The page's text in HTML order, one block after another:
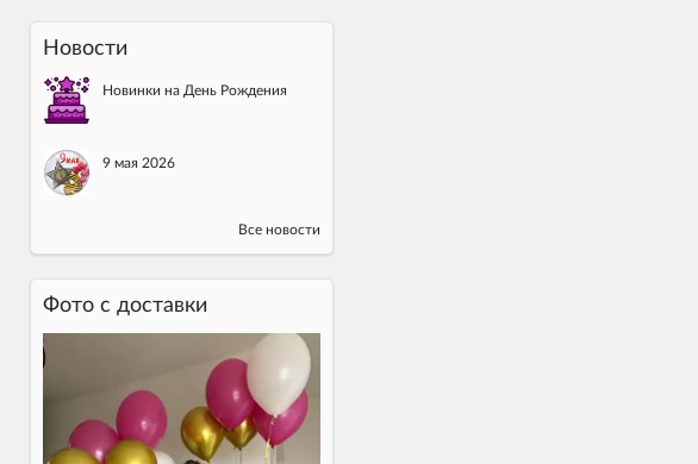
Новости
Новинки на День Рождения
9 мая 2026
Все новости
Фото c доставки